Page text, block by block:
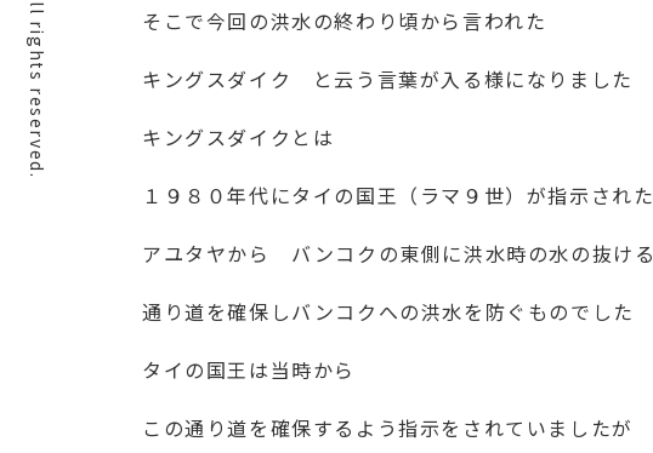
そこで今回の洪水の終わり頃から言われた
キングスダイク と云う言葉が入る様になりました
キングスダイクとは
１９８０年代にタイの国王（ラマ９世）が指示された
アユタヤから バンコクの東側に洪水時の水の抜ける
通り道を確保しバンコクへの洪水を防ぐものでした
タイの国王は当時から
この通り道を確保するよう指示をされていましたが